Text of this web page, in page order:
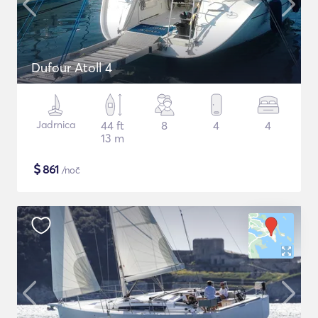
Dufour Atoll 4
Jadrnica
44 ft
13 m
8 4 4
$861 /noč